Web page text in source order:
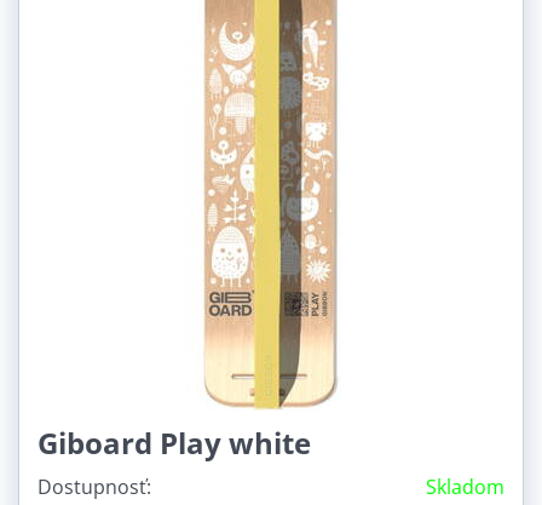
Giboard Play white
Dostupnosť: Skladom